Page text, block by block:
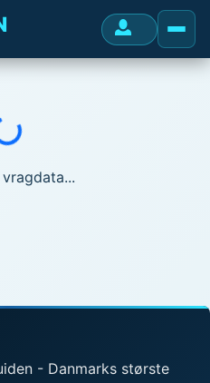
Indlæser...
- Danmarks største